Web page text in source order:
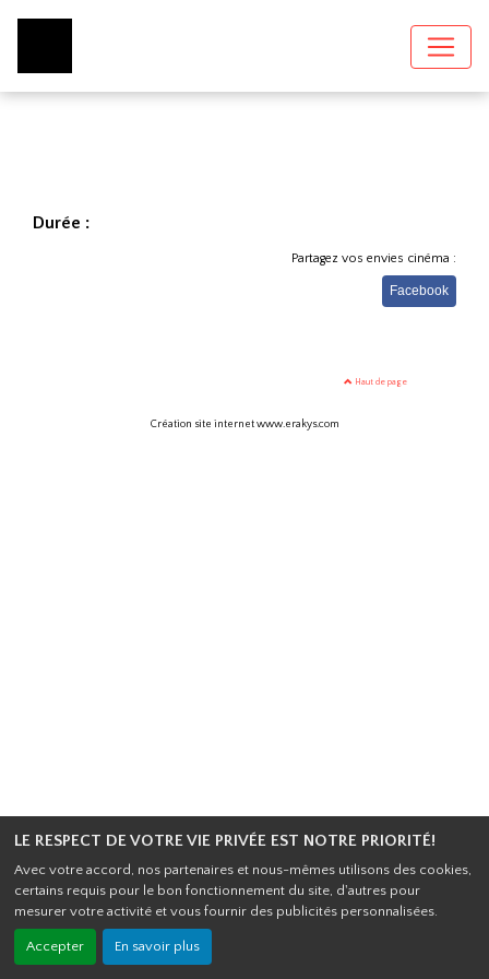
LE RESPECT DE VOTRE VIE PRIVÉE EST NOTRE PRIORITÉ!
Avec votre accord, nos partenaires et nous-mêmes utilisons des cookies,
certains requis pour le bon fonctionnement du site, d'autres pour
mesurer votre activité et vous fournir des publicités personnalisées.
Accepter En savoir plus
Durée :
Partagez vos envies cinéma :
Facebook
Haut de page
Création site internet www.erakys.com